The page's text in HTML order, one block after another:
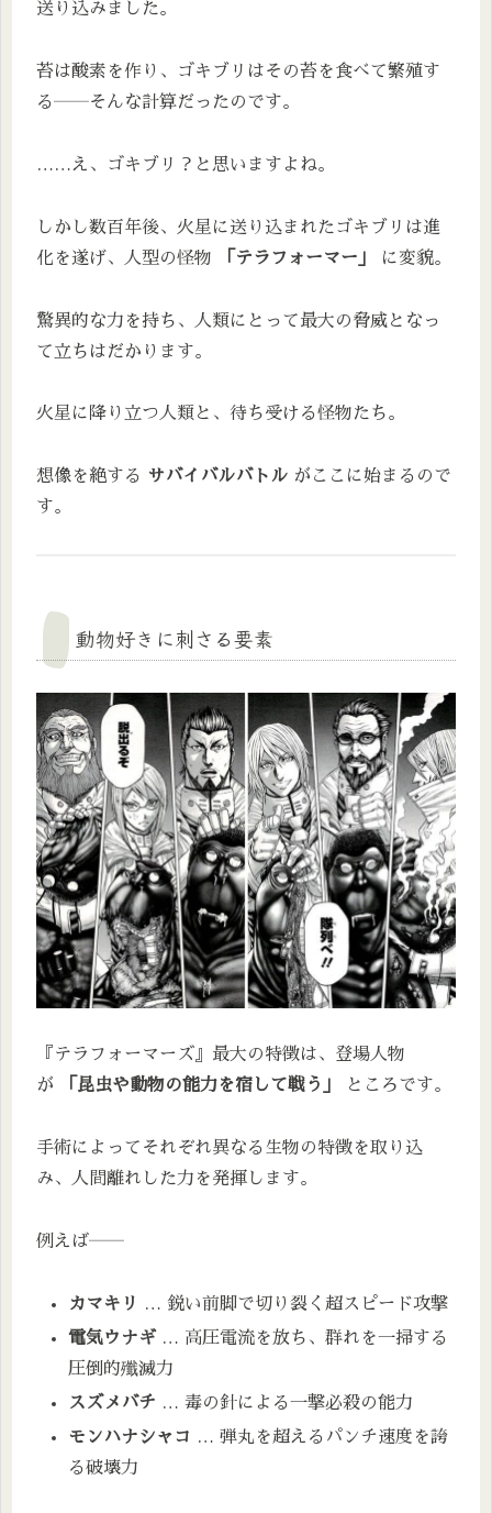
送り込みました。
苔は酸素を作り、ゴキブリはその苔を食べて繁殖す
る――そんな計算だったのです。
……え、ゴキブリ？と思いますよね。
しかし数百年後、火星に送り込まれたゴキブリは進
化を遂げ、人型の怪物
「テラフォーマー」 に変貌。
驚異的な力を持ち、人類にとって最大の脅威となっ
て立ちはだかります。
火星に降り立つ人類と、待ち受ける怪物たち。
想像を絶する サバイバルバトル がここに始まるので
す。
動物好きに刺さる要素
『テラフォーマーズ』最大の特徴は、登場人物
が
「昆虫や動物の能力を宿して戦う」 ところです。
手術によってそれぞれ異なる生物の特徴を取り込
み、人間離れした力を発揮します。
例えば――
カマキリ
… 鋭い前脚で切り裂く超スピード攻撃
電気ウナギ … 高圧電流を放ち、群れを一掃する
圧倒的殲滅力
スズメバチ … 毒の針による一撃必殺の能力
モンハナシャコ … 弾丸を超えるパンチ速度を誇
る破壊力